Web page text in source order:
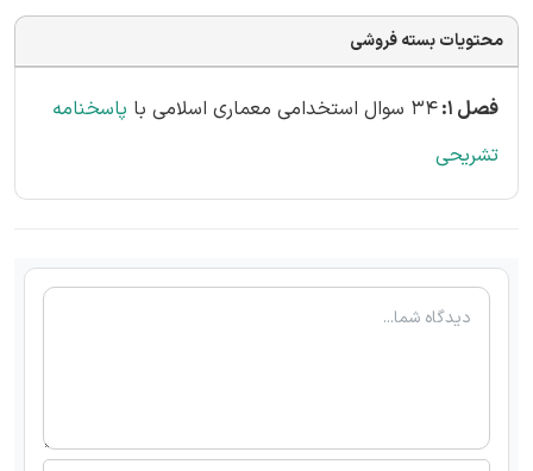
محتویات بسته فروشی
فصل 1: 34 سوال استخدامی معماری اسلامی با
پاسخنامه
تشریحی